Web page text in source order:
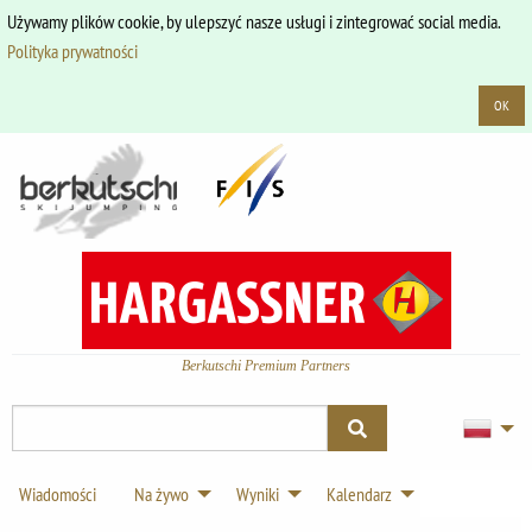
Używamy plików cookie, by ulepszyć nasze usługi i zintegrować social media.
Polityka prywatności
OK
Berkutschi Premium Partners
Wiadomości Na żywo Wyniki
Kalendarz